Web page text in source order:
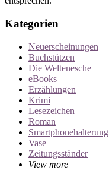
Kategorien
Neuerscheinungen
Buchstützen
Die Weltenesche
eBooks
Erzählungen
Krimi
Lesezeichen
Roman
Smartphonehalterung
Vase
Zeitungsständer
View more